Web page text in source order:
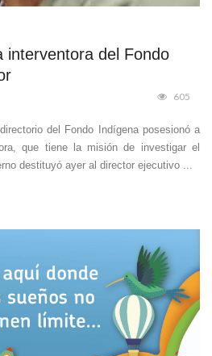
interventora del Fondo
605
del Fondo Indígena posesionó a
que tiene la misión de investigar el
destituyó ayer al director ejecutivo ...